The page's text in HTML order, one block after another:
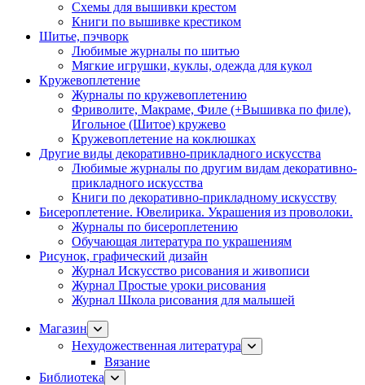
Схемы для вышивки крестом
Книги по вышивке крестиком
Шитье, пэчворк
Любимые журналы по шитью
Мягкие игрушки, куклы, одежда для кукол
Кружевоплетение
Журналы по кружевоплетению
Фриволите, Макраме, Филе (+Вышивка по филе),
Игольное (Шитое) кружево
Кружевоплетение на коклюшках
Другие виды декоративно-прикладного искусства
Любимые журналы по другим видам декоративно-
прикладного искусства
Книги по декоративно-прикладному искусству
Бисероплетение. Ювелирика. Украшения из проволоки.
Журналы по бисероплетению
Обучающая литература по украшениям
Рисунок, графический дизайн
Журнал Искусство рисования и живописи
Журнал Простые уроки рисования
Журнал Школа рисования для малышей
Магазин
Нехудожественная литература
Вязание
Библиотека